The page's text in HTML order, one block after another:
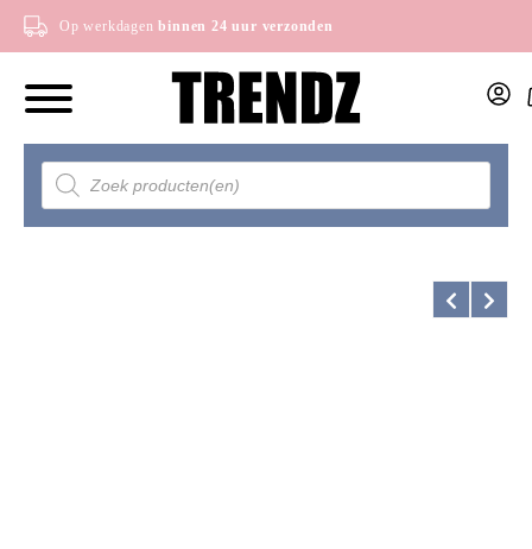
Op werkdagen binnen 24 uur verzonden
Producten
zoeken